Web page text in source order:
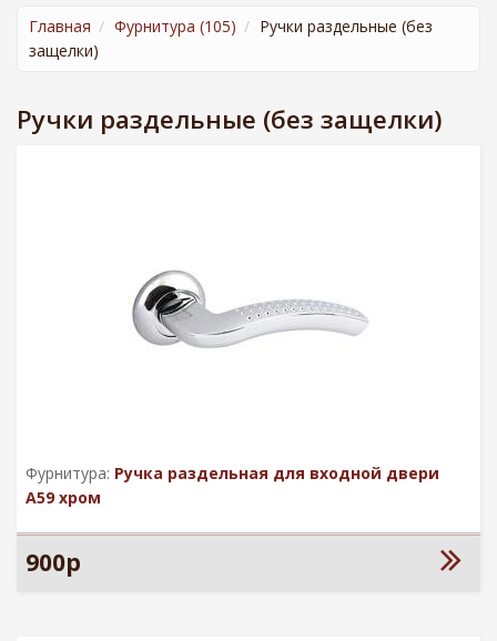
Главная Фурнитура (105)
Ручки раздельные (без
защелки)
Ручки раздельные (без защелки)
Фурнитура: Ручка раздельная для входной двери
А59 хром
900р